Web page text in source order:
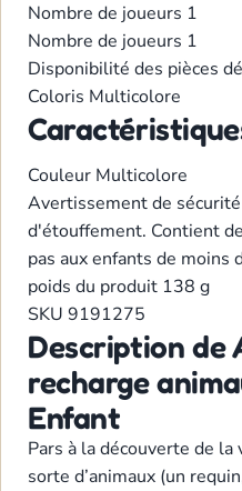
Nombre de joueurs 1
Nombre de joueurs 1
Disponibilité des pièces
Coloris Multicolore
Couleur Multicolore
Avertissement de sécurité
d'étouffement. Contient
pas aux enfants de moins
poids du produit 138 g
SKU 9191275
Description de
recharge
Enfant
Pars à la découverte de
sorte d’animaux (un